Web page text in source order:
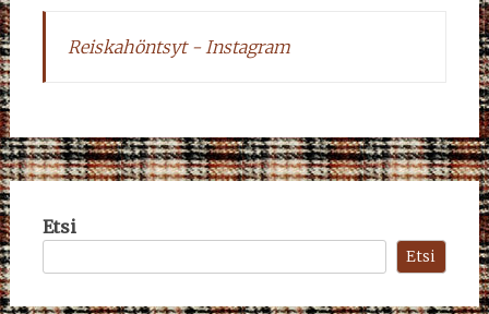
Reiskahöntsyt - Instagram
Etsi
Etsi